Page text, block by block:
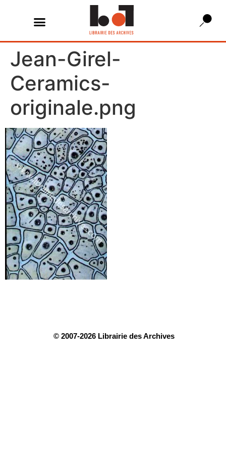
Jean-Girel-
Ceramics-
originale.png
© 2007-2026 Librairie des Archives